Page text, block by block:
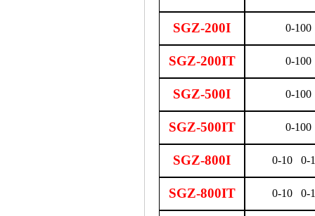
SGZ-200I 0-
SGZ-200IT 0-
SGZ-500I 0-
SGZ-500IT 0-
SGZ-800I 0-10 0-
SGZ-800IT 0-10 0-